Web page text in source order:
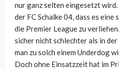
nur ganz selten eingesetzt
der FC Schalke 04, dass es eine
die Premier League zu
sicher nicht schlechter als in
man zu solch einem Underdog
Doch ohne Einsatzzeit hat im